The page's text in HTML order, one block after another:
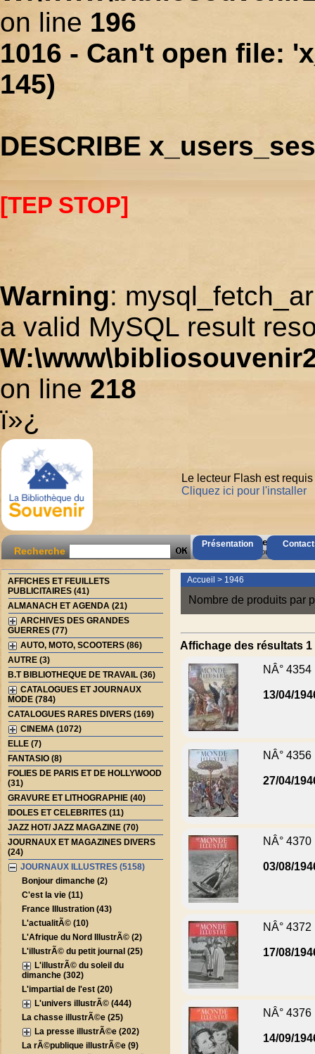
on line 196
1016 - Can't open file:
145)
DESCRIBE
[TEP STOP]
Warning:
a valid MySQL result
on line 218
ï»¿
Présentation
Le lecteur Flash est
Cliquez ici pour l'installer
Recherche
AccÃ¨s Client
Mot de passe oubliÃ© ?
AFFICHES ET FEUILLETS
PUBLICITAIRES (41)
ALMANACH ET AGENDA (21)
ARCHIVES DES GRANDES
GUERRES (77)
AUTO, MOTO, SCOOTERS (86)
AUTRE (3)
B.T BIBLIOTHEQUE DE TRAVAIL (36)
CATALOGUES ET JOURNAUX
MODE (784)
CATALOGUES RARES DIVERS (169)
CINEMA (1072)
ELLE (7)
FANTASIO (8)
FOLIES DE PARIS ET DE HOLLYWOOD
(31)
GRAVURE ET LITHOGRAPHIE (40)
IDOLES ET CELEBRITES (11)
JAZZ HOT/ JAZZ MAGAZINE (70)
JOURNAUX ET MAGAZINES DIVERS
(24)
JOURNAUX ILLUSTRES (5158)
Bonjour dimanche (2)
C'est la vie (11)
France Illustration (43)
L'actualitÃ© (10)
L'Afrique du Nord IllustrÃ© (2)
L'illustrÃ© du petit journal (25)
L'illustrÃ© du soleil du
dimanche (302)
L'impartial de l'est (20)
L'univers illustrÃ© (444)
La chasse illustrÃ©e (25)
La presse illustrÃ©e (202)
La rÃ©publique illustrÃ©e (9)
Accueil > 1946
Nombre de produits par
Affichage des résultats
NÂ° 4354
13/04/
NÂ° 4356
27/04/
NÂ° 4370
03/08/
NÂ° 4372
17/08/
NÂ° 4376
14/09/